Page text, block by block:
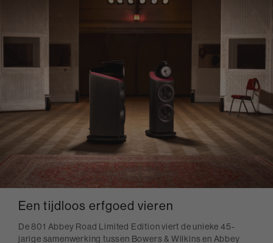
Een tijdloos erfgoed vieren
De 801 Abbey Road Limited Edition viert de unieke 45-
jarige samenwerking tussen Bowers & Wilkins en Abbey